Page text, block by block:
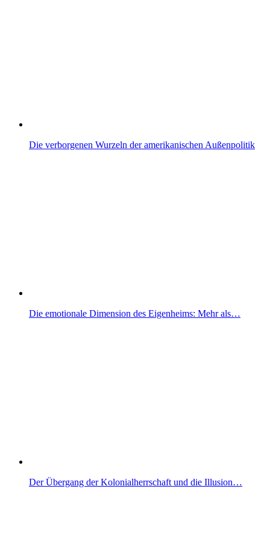
Die verborgenen Wurzeln der amerikanischen Außenpolitik
Die emotionale Dimension des Eigenheims: Mehr als…
Der Übergang der Kolonialherrschaft und die Illusion…